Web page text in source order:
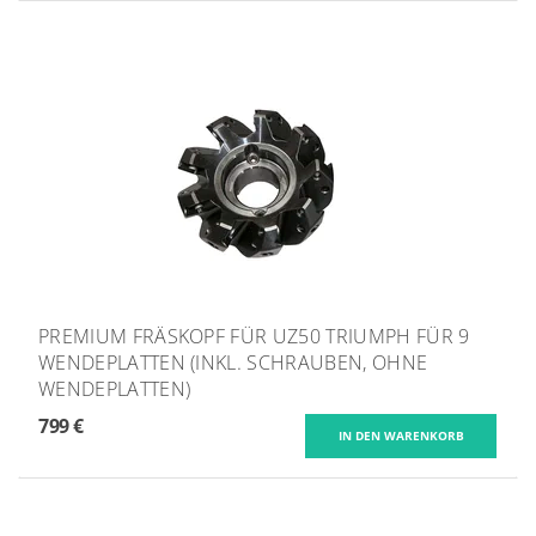
PREMIUM FRÄSKOPF FÜR UZ50 TRIUMPH FÜR 9
WENDEPLATTEN (INKL. SCHRAUBEN, OHNE
WENDEPLATTEN)
799 €